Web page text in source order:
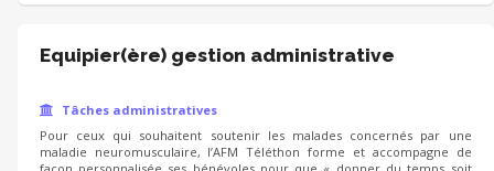
Equipier(ère) gestion administrative
Tâches administratives
Pour ceux qui souhaitent soutenir les malades concernés par une
maladie neuromusculaire, l’AFM Téléthon forme et accompagne de